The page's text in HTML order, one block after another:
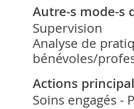
Autre-s mode-s
Supervision
Analyse de
bénévoles/
Actions
Soins engagés -